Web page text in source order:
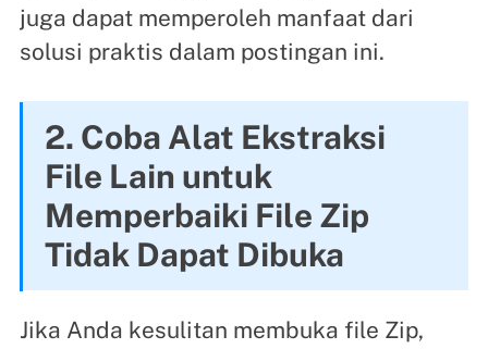
juga dapat memperoleh manfaat dari
solusi praktis dalam postingan ini.
2. Coba Alat Ekstraksi
File Lain untuk
Memperbaiki File Zip
Tidak Dapat Dibuka
Jika Anda kesulitan membuka file Zip,